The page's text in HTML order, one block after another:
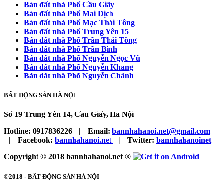
Bán đất nhà Phố Cầu Giấy
Bán đất nhà Phố Mai Dịch
Bán đất nhà Phố Mạc Thái Tông
Bán đất nhà Phố Trung Yên 15
Bán đất nhà Phố Trần Thái Tông
Bán đất nhà Phố Trần Bình
Bán đất nhà Phố Nguyễn Ngọc Vũ
Bán đất nhà Phố Nguyễn Khang
Bán đất nhà Phố Nguyễn Chánh
BẤT ĐỘNG SẢN HÀ NỘI
Số 19 Trung Yên 14, Cầu Giấy, Hà Nội
Hotline: 0917836226 Email: bannhahanoi.net@gmail.com
Facebook: bannhahanoi.net Twitter: bannhahanoinet
Copyright © 2018 bannhahanoi.net ®
©2018 - BẤT ĐỘNG SẢN HÀ NỘI